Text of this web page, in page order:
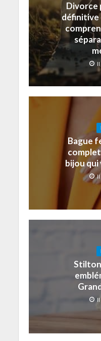
Divorce
définitive
Bague
bijou qui
Il
Il